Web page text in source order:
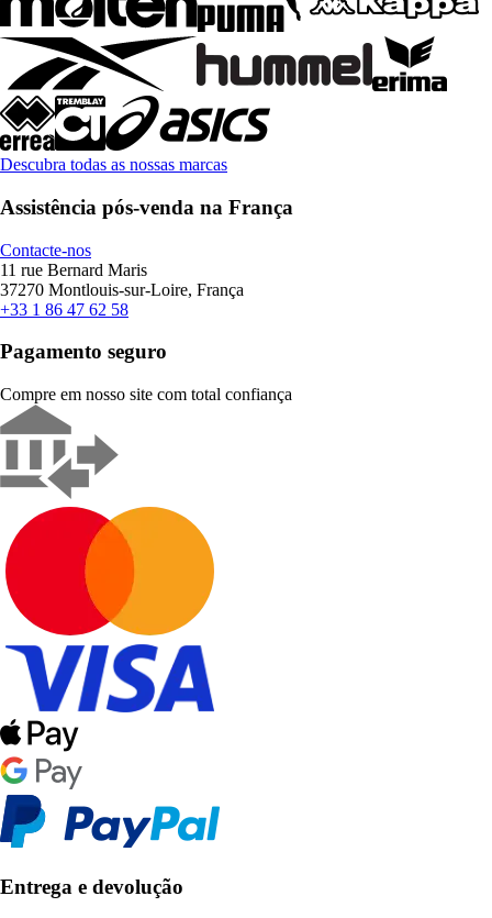
Descubra todas as nossas marcas
Assistência pós-venda na França
Contacte-nos
11 rue Bernard Maris
37270 Montlouis-sur-Loire, França
+33 1 86 47 62 58
Pagamento seguro
Compre em nosso site com total confiança
Entrega e devolução